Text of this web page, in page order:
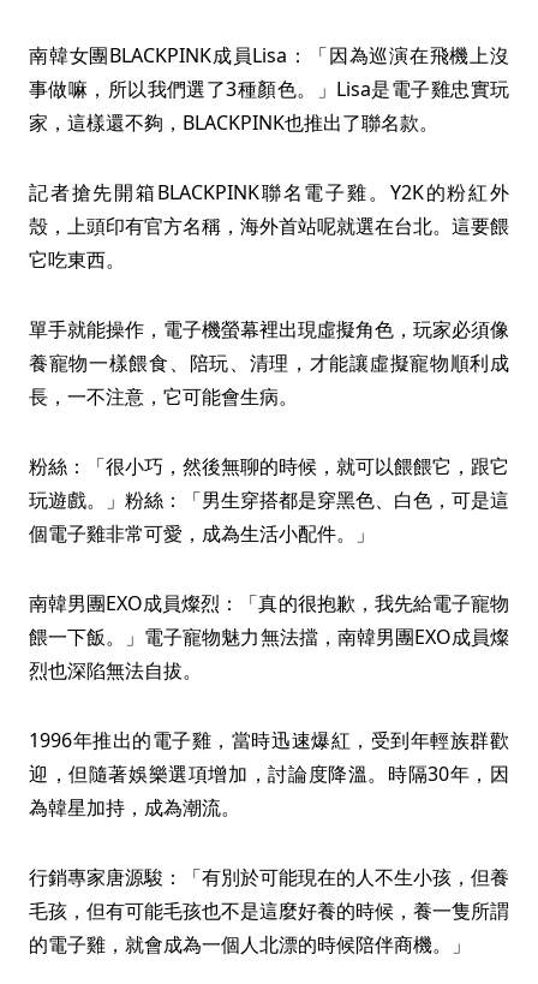
南韓女團BLACKPINK成員Lisa：「因為巡演在飛機上沒
事做嘛，所以我們選了3種顏色。」Lisa是電子雞忠實玩
家，這樣還不夠，BLACKPINK也推出了聯名款。
記者搶先開箱BLACKPINK聯名電子雞。Y2K的粉紅外
殼，上頭印有官方名稱，海外首站呢就選在台北。這要餵
它吃東西。
單手就能操作，電子機螢幕裡出現虛擬角色，玩家必須像
養寵物一樣餵食、陪玩、清理，才能讓虛擬寵物順利成
長，一不注意，它可能會生病。
粉絲：「很小巧，然後無聊的時候，就可以餵餵它，跟它
玩遊戲。」粉絲：「男生穿搭都是穿黑色、白色，可是這
個電子雞非常可愛，成為生活小配件。」
南韓男團EXO成員燦烈：「真的很抱歉，我先給電子寵物
餵一下飯。」電子寵物魅力無法擋，南韓男團EXO成員燦
烈也深陷無法自拔。
1996年推出的電子雞，當時迅速爆紅，受到年輕族群歡
迎，但隨著娛樂選項增加，討論度降溫。時隔30年，因
為韓星加持，成為潮流。
行銷專家唐源駿：「有別於可能現在的人不生小孩，但養
毛孩，但有可能毛孩也不是這麼好養的時候，養一隻所謂
的電子雞，就會成為一個人北漂的時候陪伴商機。」